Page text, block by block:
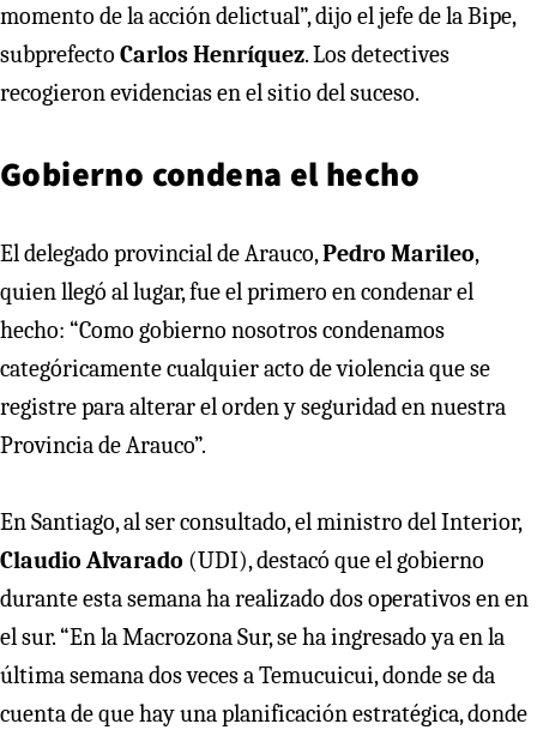
momento de la acción delictual”, dijo el jefe de la Bipe,
subprefecto Carlos Henríquez. Los detectives
recogieron evidencias en el sitio del suceso.
Gobierno condena el hecho
El delegado provincial de Arauco,Pedro Marileo,
quien llegó al lugar, fue el primero en condenar el
hecho: “Como gobierno nosotros condenamos
categóricamente cualquier acto de violencia que se
registre para alterar el orden y seguridad en nuestra
Provincia de Arauco”.
En Santiago, al ser consultado, el ministro del Interior,
Claudio Alvarado (UDI), destacó que el gobierno
durante esta semana ha realizado dos operativos en en
el sur. “En la Macrozona Sur, se ha ingresado ya en la
última semana dos veces a Temucuicui, donde se da
cuenta de que hay una planificación estratégica, donde